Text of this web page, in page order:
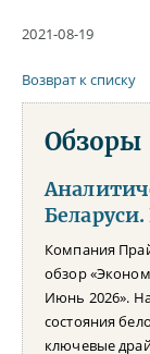
2021-08-19
Возврат к списку
Обзоры
Компания
обзор
Июнь 2026».
состояния
ключевые